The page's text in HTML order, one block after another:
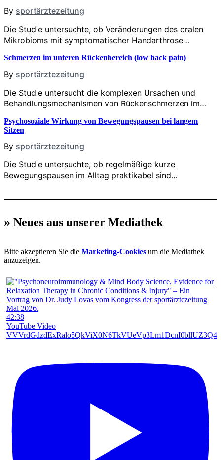
By sportärztezeitung
Die Studie untersuchte, ob Veränderungen des oralen
Mikrobioms mit symptomatischer Handarthrose…
Schmerzen im unteren Rückenbereich (low back pain)
By sportärztezeitung
Die Studie untersucht die komplexen Ursachen und
Behandlungsmechanismen von Rückenschmerzen im…
Psychosoziale Wirkung von Bewegungspausen bei langem
Sitzen
By sportärztezeitung
Die Studie untersuchte, ob regelmäßige kurze
Bewegungspausen im Alltag praktikabel sind…
» Neues aus unserer Mediathek
Bitte akzeptieren Sie die Marketing-Cookies um die Mediathek
anzuzeigen.
42:38
YouTube Video
VVVrdGdzdExRalo5QkViX0N6TkVUeVp3Lm1DcnI0bllUZ3Q4